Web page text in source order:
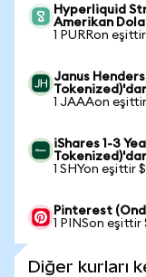
Hyperliquid
Amerikan
1 PURRon eşittir
Janus
1 JAAAon
iShares 1-3
1 SHYon eşittir
Pinterest
1 PINSon eşittir
Diğer kurları